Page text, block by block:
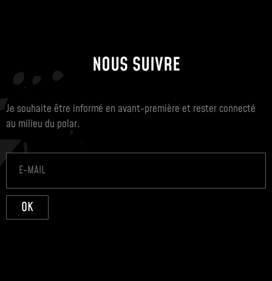
NOUS SUIVRE
Je souhaite être informé en avant-première et rester connecté
au milieu du polar.
OK